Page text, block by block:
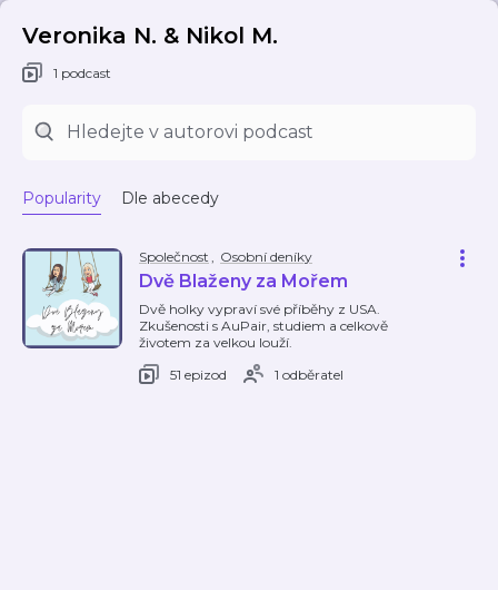
Veronika N. & Nikol M.
1 podcast
Popularity Dle abecedy
Společnost , Osobní deníky
Dvě Blaženy za Mořem
Dvě holky vypraví své příběhy z USA.
Zkušenosti s AuPair, studiem a celkově
životem za velkou louží.
51 epizod
1 odběratel